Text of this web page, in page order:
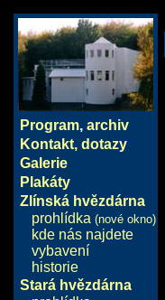
Program, archiv
Kontakt, dotazy
Galerie
Plakáty
Zlínská hvězdárna
prohlídka (nové okno)
kde nás najdete
vybavení
historie
Stará hvězdárna